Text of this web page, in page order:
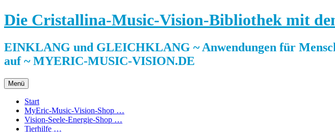
Zum
Inhalt
Die Cristallina-Music-Vision-Bibliothek mit
EINKLANG und GLEICHKLANG ~ Anwendungen für
auf ~ MYERIC-MUSIC-VISION.DE
Menü
Start
MyEric-Music-Vision-Shop …
Vision-Seele-Energie-Shop …
Tierhilfe …